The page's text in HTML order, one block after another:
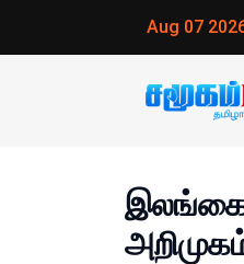
Aug 07